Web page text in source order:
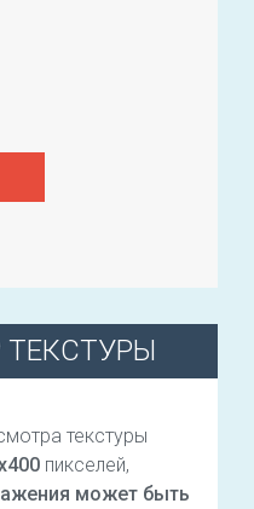
текстуры
пикселей,
может быть